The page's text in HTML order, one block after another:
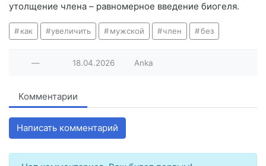
утолщение члена – равномерное введение биогеля.
как увеличить мужской член без
— 18.04.2026 Anka
Комментарии
Написать комментарий